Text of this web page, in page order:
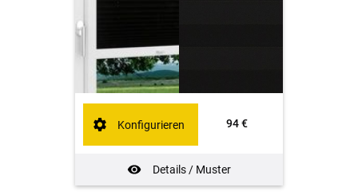
94 €
Details / Muster
Konfigurieren